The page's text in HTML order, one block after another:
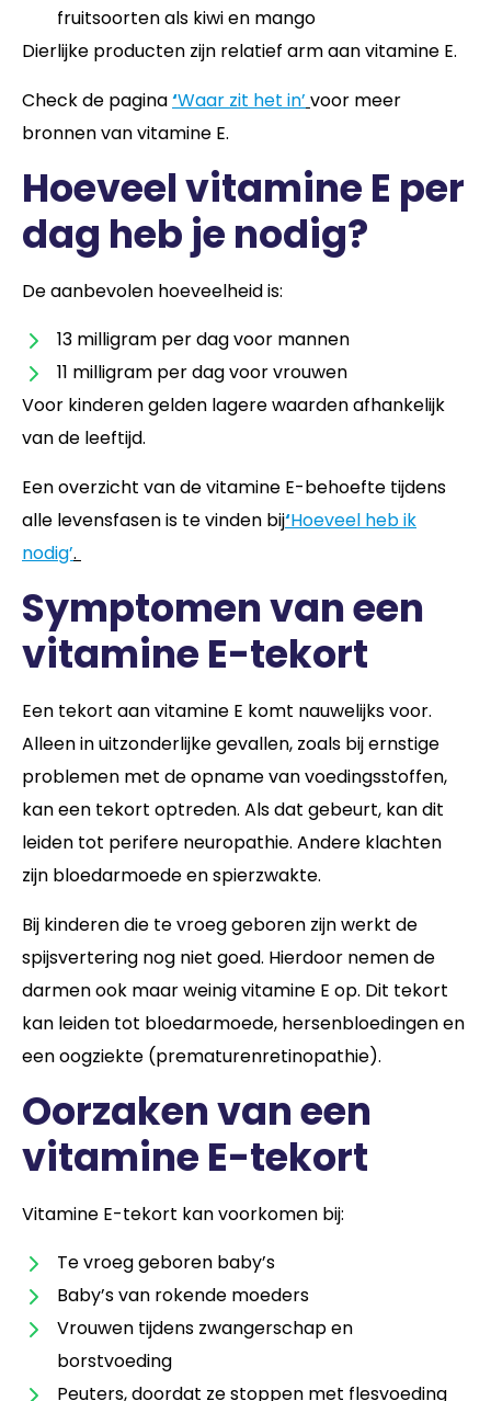
fruitsoorten als kiwi en mango
Dierlijke producten zijn relatief arm aan vitamine E.
Check de pagina‘Waar zit het in’ voor meer
bronnen van vitamine E.
Hoeveel vitamine E per
dag heb je nodig?
De aanbevolen hoeveelheid is:
13 milligram per dag voor mannen
11 milligram per dag voor vrouwen
Voor kinderen gelden lagere waarden afhankelijk
van de leeftijd.
Een overzicht van de vitamine E-behoefte tijdens
alle levensfasen is te vinden bij‘Hoeveel heb ik
nodig’.
Symptomen van een
vitamine E-tekort
Een tekort aan vitamine E komt nauwelijks voor.
Alleen in uitzonderlijke gevallen, zoals bij ernstige
problemen met de opname van voedingsstoffen,
kan een tekort optreden. Als dat gebeurt, kan dit
leiden tot perifere neuropathie. Andere klachten
zijn bloedarmoede en spierzwakte.
Bij kinderen die te vroeg geboren zijn werkt de
spijsvertering nog niet goed. Hierdoor nemen de
darmen ook maar weinig vitamine E op. Dit tekort
kan leiden tot bloedarmoede, hersenbloedingen en
een oogziekte (prematurenretinopathie).
Oorzaken van een
vitamine E-tekort
Vitamine E-tekort kan voorkomen bij:
Te vroeg geboren baby’s
Baby’s van rokende moeders
Vrouwen tijdens zwangerschap en
borstvoeding
Peuters, doordat ze stoppen met flesvoeding